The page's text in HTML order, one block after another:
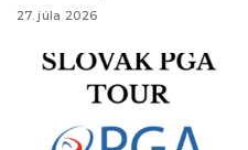
27. júla 2026